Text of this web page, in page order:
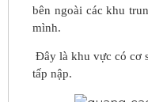
bên ngoài các khu
mình.
Đây là khu vực có cơ
tấp nập.